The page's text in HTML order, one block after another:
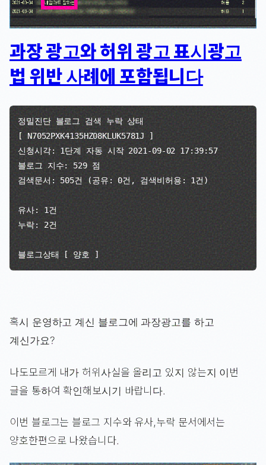
과장 광고와 허위 광고 표시광고
법 위반 사례에 포함됩니다
정밀진단 블로그 검색 누락 상태
[ N7052PXK4135HZ08KLUK5781J ]
신청시각: 1단계 자동 시작 2021-09-02 17:39:57
블로그 지수: 529 점
검색문서: 505건 (공유: 0건, 검색비허용: 1건)
유사: 1건
누락: 2건
블로그상태 [ 양호 ]
혹시 운영하고 계신 블로그에 과장광고를 하고
계신가요?
나도모르게 내가 허위사실을 올리고 있지 않는지 이번
글을 통하여 확인해보시기 바랍니다.
이번 블로그는 블로그 지수와 유사,누락 문서에서는
양호한편으로 나왔습니다.